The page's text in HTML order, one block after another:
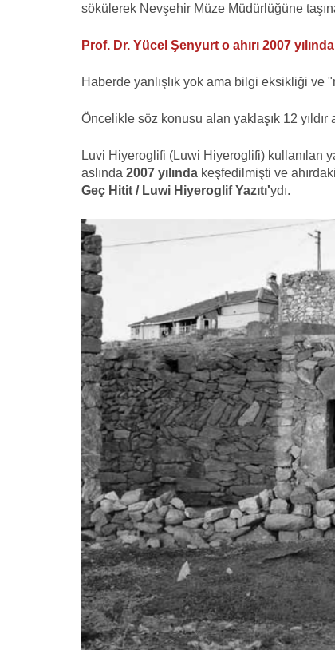
sökülerek Nevşehir Müze Müdürlüğüne
Prof. Dr. Yücel Şenyurt o ahırı 2007
Haberde yanlışlık yok ama bilgi eksikliği ve
Öncelikle söz konusu alan yaklaşık 12
Luvi Hiyeroglifi (Luwi Hiyeroglifi) kullanılan
aslında 2007 yılında keşfedilmişti ve
Geç Hitit / Luwi Hiyeroglif Yazıtı'ydı.